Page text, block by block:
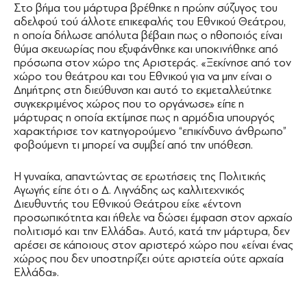
Στο βήμα του μάρτυρα βρέθηκε η πρώην σύζυγος του
αδελφού τού άλλοτε επικεφαλής του Εθνικού Θεάτρου,
η οποία δήλωσε απόλυτα βέβαιη πως ο ηθοποιός είναι
θύμα σκευωρίας που εξυφάνθηκε και υποκινήθηκε από
πρόσωπα στον χώρο της Αριστεράς. «Ξεκίνησε από τον
χώρο του θεάτρου και του Εθνικού για να μην είναι ο
Δημήτρης στη διεύθυνση και αυτό το εκμεταλλεύτηκε
συγκεκριμένος χώρος που το οργάνωσε» είπε η
μάρτυρας η οποία εκτίμησε πως η αρμόδια υπουργός
χαρακτήρισε τον κατηγορούμενο “επικίνδυνο άνθρωπο”
φοβούμενη τι μπορεί να συμβεί από την υπόθεση.
Η γυναίκα, απαντώντας σε ερωτήσεις της Πολιτικής
Αγωγής είπε ότι ο Δ. Λιγνάδης ως καλλιτεχνικός
Διευθυντής του Εθνικού Θεάτρου είχε «έντονη
προσωπικότητα και ήθελε να δώσει έμφαση στον αρχαίο
πολιτισμό και την Ελλάδα». Αυτό, κατά την μάρτυρα, δεν
αρέσει σε κάποιους στον αριστερό χώρο που «είναι ένας
χώρος που δεν υποστηρίζει ούτε αριστεία ούτε αρχαία
Ελλάδα».